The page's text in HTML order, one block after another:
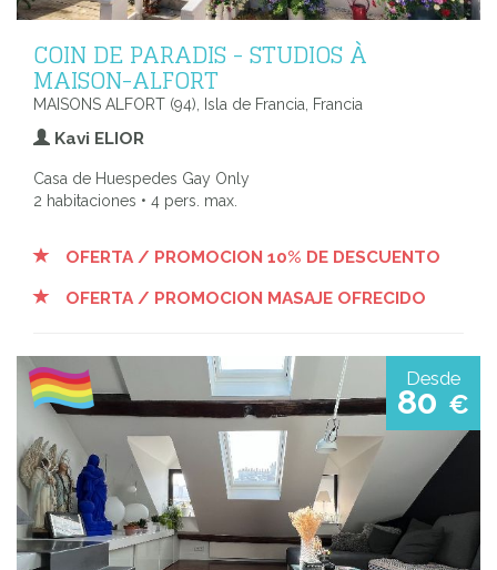
COIN DE PARADIS - STUDIOS À
MAISON-ALFORT
MAISONS ALFORT (94), Isla de Francia, Francia
Kavi ELIOR
Casa de Huespedes Gay Only
2 habitaciones • 4 pers. max.
OFERTA / PROMOCION 10% DE DESCUENTO
OFERTA / PROMOCION MASAJE OFRECIDO
Desde
80 €